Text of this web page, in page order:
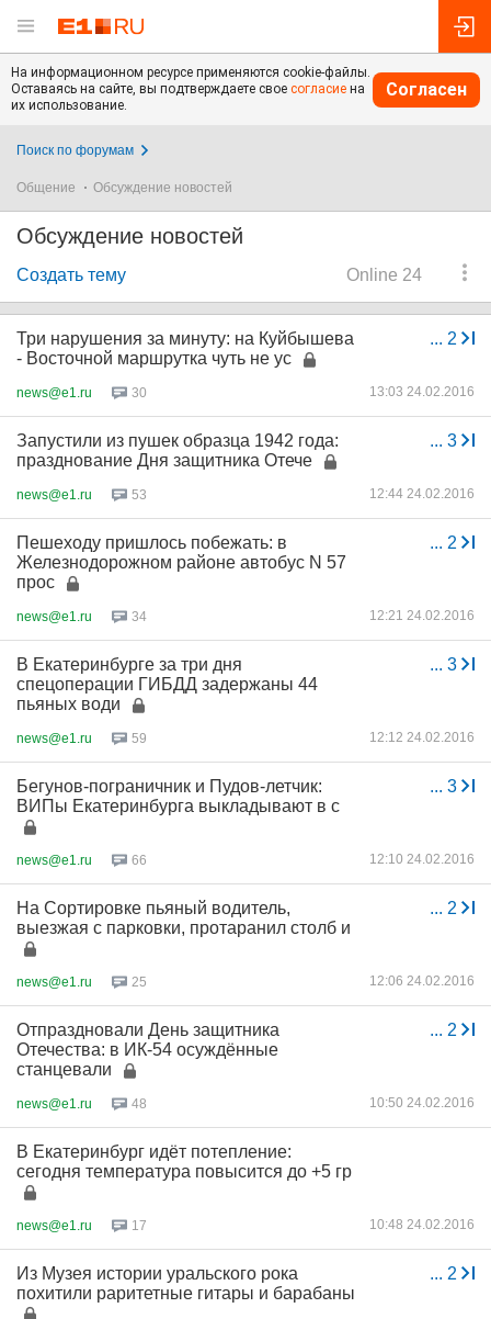
На информационном ресурсе применяются cookie-файлы.
Оставаясь на сайте, вы подтверждаете свое согласие на
их использование.
Согласен
Поиск по форумам
Общение Обсуждение новостей
Обсуждение новостей
Online 24
Создать тему
... 2
Три нарушения за минуту: на Куйбышева
- Восточной маршрутка чуть не ус
news@e1.ru 30 13:03 24.02.2016
... 3
Запустили из пушек образца 1942 года:
празднование Дня защитника Отече
news@e1.ru 53 12:44 24.02.2016
... 2
Пешеходу пришлось побежать: в
Железнодорожном районе автобус N 57
прос
news@e1.ru 34 12:21 24.02.2016
... 3
В Екатеринбурге за три дня
спецоперации ГИБДД задержаны 44
пьяных води
news@e1.ru 59 12:12 24.02.2016
... 3
Бегунов-пограничник и Пудов-летчик:
ВИПы Екатеринбурга выкладывают в с
news@e1.ru 66 12:10 24.02.2016
... 2
На Сортировке пьяный водитель,
выезжая с парковки, протаранил столб и
news@e1.ru 25 12:06 24.02.2016
... 2
Отпраздновали День защитника
Отечества: в ИК-54 осуждённые
станцевали
news@e1.ru 48 10:50 24.02.2016
В Екатеринбург идёт потепление:
сегодня температура повысится до +5 гр
news@e1.ru 17 10:48 24.02.2016
... 2
Из Музея истории уральского рока
похитили раритетные гитары и барабаны